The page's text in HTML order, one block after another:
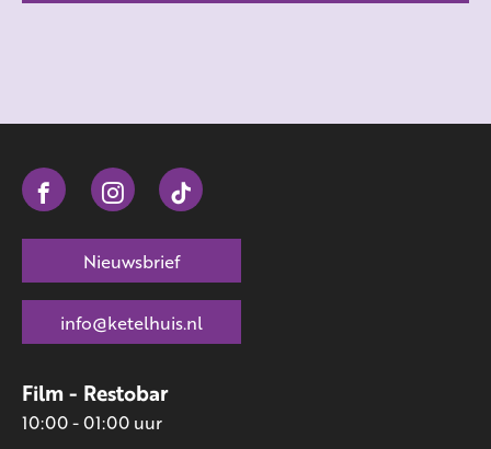
Film - Restobar
10:00 - 01:00 uur
Nieuwsbrief
info@ketelhuis.nl